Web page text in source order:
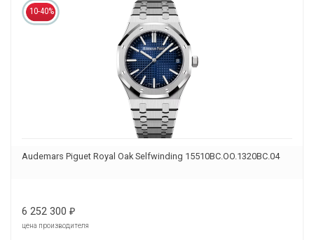
10-40%
Audemars Piguet Royal Oak Selfwinding 15510BC.OO.1320BC.04
6 252 300 ₽
цена производителя